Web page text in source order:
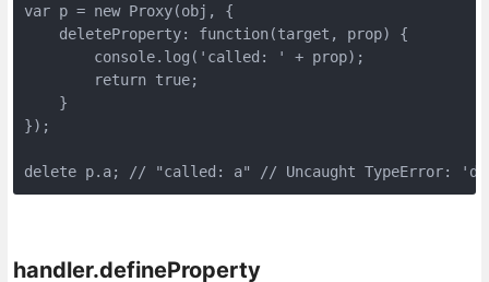
var p = new Proxy(obj, {
    deleteProperty: function(target, prop) {
        console.log('called: ' + prop);
        return true;
    }
});
delete p.a; // "called: a" // Uncaught TypeError:
handler.defineProperty